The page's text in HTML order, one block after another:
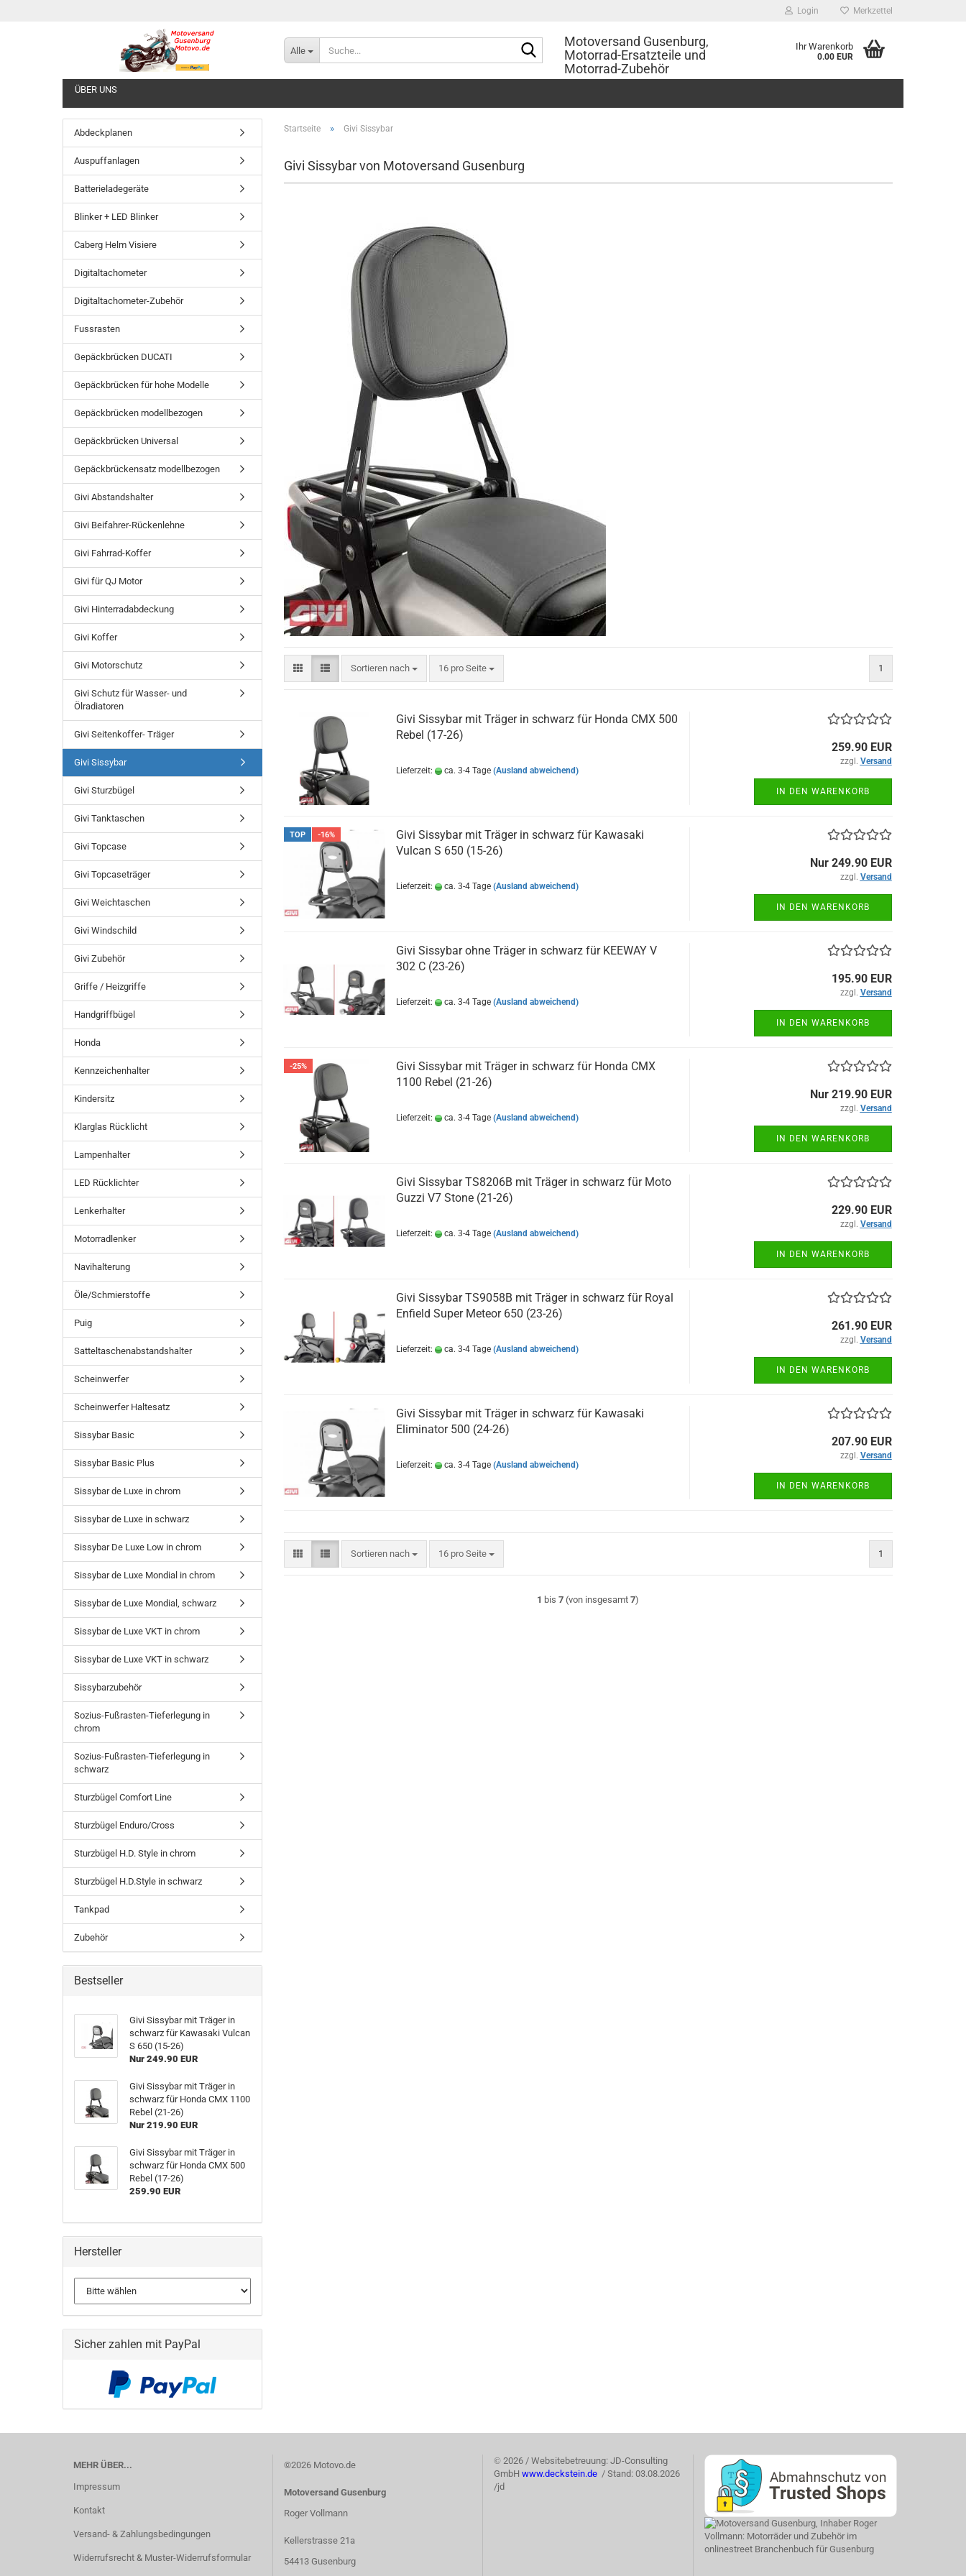
Login Merkzettel
Alle
Suche...Motoversand Gusenburg,
Motorrad-Ersatzteile und
Motorrad-Zubehör
Ihr Warenkorb
0.00 EUR
ÜBER UNS
Startseite » Givi Sissybar
Givi Sissybar von Motoversand Gusenburg
Sortieren nach
Sortieren nach 16 pro Seite
pro Seite 1
Givi Sissybar mit Träger in schwarz für Honda CMX 500
Rebel (17-26)
Lieferzeit: ca. 3-4 Tage (Ausland abweichend)
259.90 EUR
zzgl. Versand
IN DEN WARENKORB
TOP -16%
Givi Sissybar mit Träger in schwarz für Kawasaki
Vulcan S 650 (15-26)
Lieferzeit: ca. 3-4 Tage (Ausland abweichend)
Nur 249.90 EUR
zzgl. Versand
IN DEN WARENKORB
Givi Sissybar ohne Träger in schwarz für KEEWAY V
302 C (23-26)
Lieferzeit: ca. 3-4 Tage (Ausland abweichend)
195.90 EUR
zzgl. Versand
IN DEN WARENKORB
-25%
Givi Sissybar mit Träger in schwarz für Honda CMX
1100 Rebel (21-26)
Lieferzeit: ca. 3-4 Tage (Ausland abweichend)
Nur 219.90 EUR
zzgl. Versand
IN DEN WARENKORB
Givi Sissybar TS8206B mit Träger in schwarz für Moto
Guzzi V7 Stone (21-26)
Lieferzeit: ca. 3-4 Tage (Ausland abweichend)
229.90 EUR
zzgl. Versand
IN DEN WARENKORB
Givi Sissybar TS9058B mit Träger in schwarz für Royal
Enfield Super Meteor 650 (23-26)
Lieferzeit: ca. 3-4 Tage (Ausland abweichend)
261.90 EUR
zzgl. Versand
IN DEN WARENKORB
Givi Sissybar mit Träger in schwarz für Kawasaki
Eliminator 500 (24-26)​
Lieferzeit: ca. 3-4 Tage (Ausland abweichend)
207.90 EUR
zzgl. Versand
IN DEN WARENKORB
Sortieren nach
Sortieren nach 16 pro Seite
pro Seite 1
1 bis7 (von insgesamt7)
Abdeckplanen
Auspuffanlagen
Batterieladegeräte
Blinker + LED Blinker
Caberg Helm Visiere
Digitaltachometer
Digitaltachometer-Zubehör
Fussrasten
Gepäckbrücken DUCATI
Gepäckbrücken für hohe Modelle
Gepäckbrücken modellbezogen
Gepäckbrücken Universal
Gepäckbrückensatz modellbezogen
Givi Abstandshalter
Givi Beifahrer-Rückenlehne
Givi Fahrrad-Koffer
Givi für QJ Motor
Givi Hinterradabdeckung
Givi Koffer
Givi Motorschutz
Givi Schutz für Wasser- und
Ölradiatoren
Givi Seitenkoffer- Träger
Givi Sissybar
Givi Sturzbügel
Givi Tanktaschen
Givi Topcase
Givi Topcaseträger
Givi Weichtaschen
Givi Windschild
Givi Zubehör
Griffe / Heizgriffe
Handgriffbügel
Honda
Kennzeichenhalter
Kindersitz
Klarglas Rücklicht
Lampenhalter
LED Rücklichter
Lenkerhalter
Motorradlenker
Navihalterung
Öle/Schmierstoffe
Puig
Satteltaschenabstandshalter
Scheinwerfer
Scheinwerfer Haltesatz
Sissybar Basic
Sissybar Basic Plus
Sissybar de Luxe in chrom
Sissybar de Luxe in schwarz
Sissybar De Luxe Low in chrom
Sissybar de Luxe Mondial in chrom
Sissybar de Luxe Mondial, schwarz
Sissybar de Luxe VKT in chrom
Sissybar de Luxe VKT in schwarz
Sissybarzubehör
Sozius-Fußrasten-Tieferlegung in
chrom
Sozius-Fußrasten-Tieferlegung in
schwarz
Sturzbügel Comfort Line
Sturzbügel Enduro/Cross
Sturzbügel H.D. Style in chrom
Sturzbügel H.D.Style in schwarz
Tankpad
Zubehör
Bestseller
Givi Sissybar mit Träger in
schwarz für Kawasaki Vulcan
S 650 (15-26)
Nur 249.90 EUR
Givi Sissybar mit Träger in
schwarz für Honda CMX 1100
Rebel (21-26)
Nur 219.90 EUR
Givi Sissybar mit Träger in
schwarz für Honda CMX 500
Rebel (17-26)
259.90 EUR
Hersteller
Sicher zahlen mit PayPal
MEHR ÜBER...
Impressum
Kontakt
Versand- & Zahlungsbedingungen
Widerrufsrecht & Muster-Widerrufsformular
©2026 Motovo.de
Motoversand Gusenburg
Roger Vollmann
Kellerstrasse 21a
54413 Gusenburg
© 2026 / Websitebetreuung: JD-Consulting
GmbH www.deckstein.de / Stand: 03.08.2026
/jd